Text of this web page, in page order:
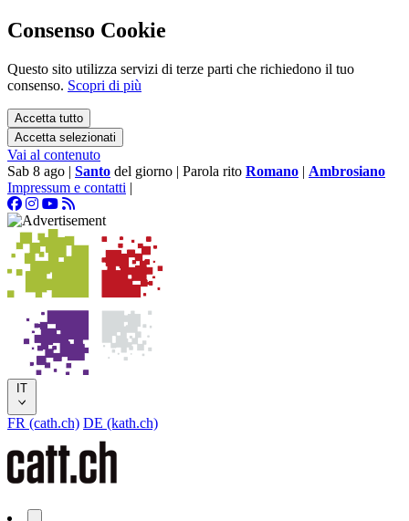
Consenso Cookie
Questo sito utilizza servizi di terze parti che richiedono il tuo
consenso. Scopri di più
Accetta tutto
Accetta selezionati
Vai al contenuto
Sab 8 ago | Santo del giorno | Parola rito Romano | Ambrosiano
Impressum e contatti |
IT
FR (cath.ch) DE (kath.ch)